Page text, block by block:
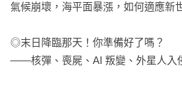
氣候崩壞，海平面暴漲，如何適應新
◎末日降臨那天！你準備好了嗎？
——核彈、喪屍、AI 叛變、外星人